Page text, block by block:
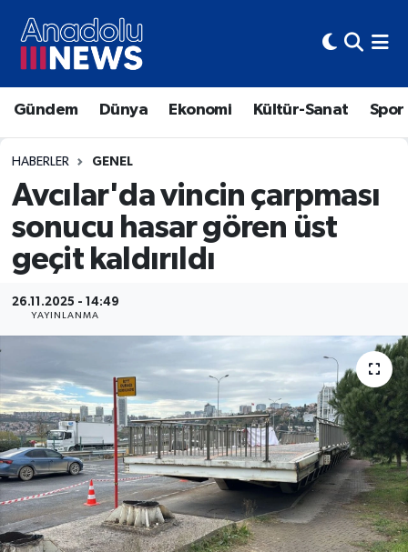
Gündem Dünya Ekonomi Kültür-Sanat Spor
HABERLER GENEL
Avcılar'da vincin çarpması
sonucu hasar gören üst
geçit kaldırıldı
26.11.2025 - 14:49
YAYINLANMA
Hava Durumu
Trafik Durumu
Süper Lig Puan Durumu ve Fikstür
Tüm Manşetler
Son Dakika Haberleri
Haber Arşivi